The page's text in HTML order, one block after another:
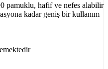
pamuklu, hafif ve nefes alabilir
kadar geniş bir kullanım